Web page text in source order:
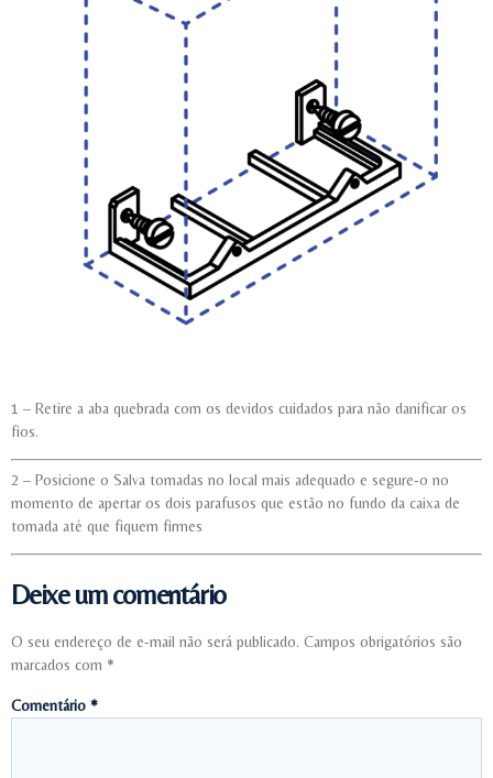
1 – Retire a aba quebrada com os devidos cuidados para não danificar os
fios.
2 – Posicione o Salva tomadas no local mais adequado e segure-o no
momento de apertar os dois parafusos que estão no fundo da caixa de
tomada até que fiquem firmes
Deixe um comentário
O seu endereço de e-mail não será publicado. Campos obrigatórios são
marcados com *
Comentário *